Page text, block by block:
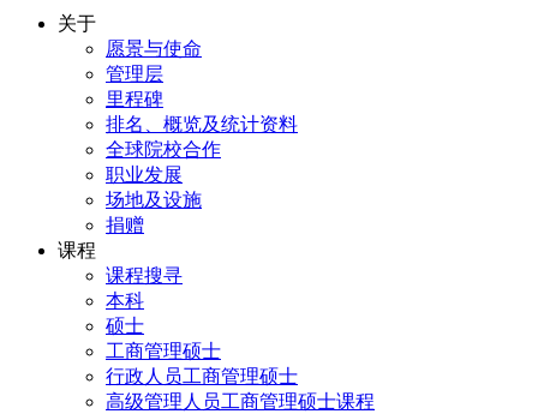
关于
愿景与使命
管理层
里程碑
排名、概览及统计资料
全球院校合作
职业发展
场地及设施
捐赠
课程
课程搜寻
本科
硕士
工商管理硕士
行政人员工商管理硕士
高级管理人员工商管理硕士课程